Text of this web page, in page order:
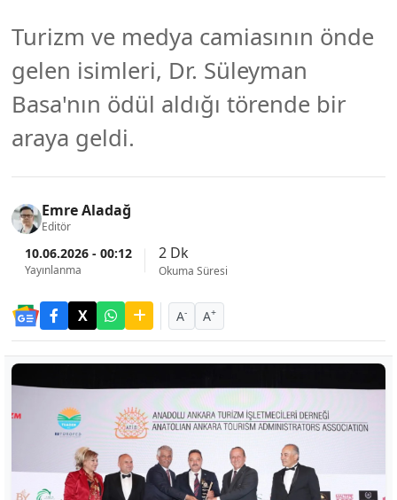
Turizm ve medya camiasının önde
gelen isimleri, Dr. Süleyman
Basa'nın ödül aldığı törende bir
araya geldi.
Emre Aladağ
Editör
10.06.2026 - 00:12
Yayınlanma
2 Dk
Okuma Süresi
A- A+